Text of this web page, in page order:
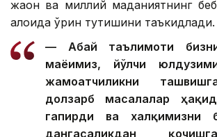
жаҳон ва миллий маданиятнинг
алоҳида ўрин тутишини таъкидлади.
— Абай таълимоти
маёғимиз, йўлчи
жамоатчиликни
долзарб масалалар
гапирди ва халқимизни
дангасаликдан